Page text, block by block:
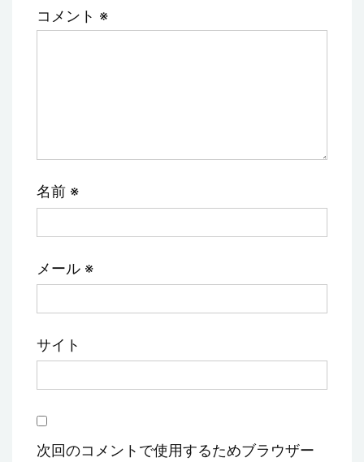
コメント ※
名前 ※
メール ※
サイト
次回のコメントで使用するためブラウザー